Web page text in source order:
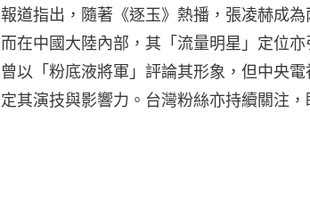
報道指出，隨著《逐玉》熱播，張凌赫成
而在中國大陸內部，其「流量明星」定位
曾以「粉底液將軍」評論其形象，但中央
定其演技與影響力。台灣粉絲亦持續關注